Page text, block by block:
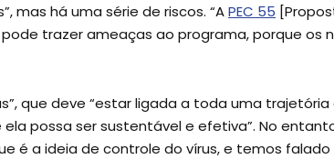
mas há uma série de riscos. “APEC 55
trazer ameaças ao programa, porque os
que deve “estar ligada a toda uma trajetória
possa ser sustentável e efetiva”. No
é a ideia de controle do vírus, e temos